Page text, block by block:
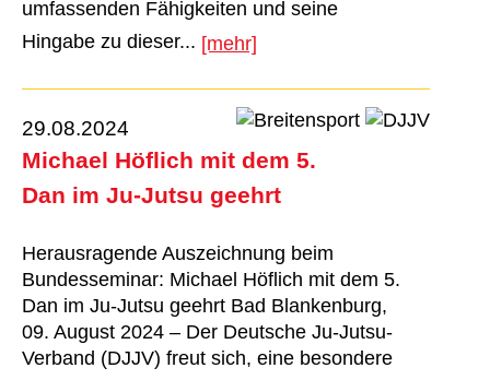
umfassenden Fähigkeiten und seine
Hingabe zu dieser... [mehr]
29.08.2024
Michael Höflich mit dem 5.
Dan im Ju-Jutsu geehrt
Herausragende Auszeichnung beim
Bundesseminar: Michael Höflich mit dem 5.
Dan im Ju-Jutsu geehrt Bad Blankenburg,
09. August 2024 – Der Deutsche Ju-Jutsu-
Verband (DJJV) freut sich, eine besondere